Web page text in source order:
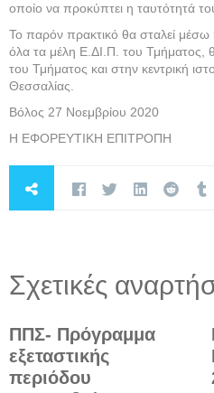
οποίο να προκύπτει η ταυτότητά
Το παρόν πρακτικό θα σταλεί μέσω
όλα τα μέλη Ε.ΔΙ.Π. του Τμήματος,
του Τμήματος και στην κεντρική
Θεσσαλίας.
Βόλος 27 Νοεμβρίου 2020
Η ΕΦΟΡΕΥΤΙΚΗ ΕΠΙΤΡΟΠΗ
Σχετικές
ΠΠΣ- Πρόγραμμα
εξεταστικής
περιόδου